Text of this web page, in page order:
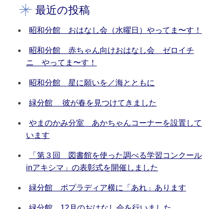
最近の投稿
昭和分館 おはなし会（水曜日）やってま〜す！
昭和分館 赤ちゃん向けおはなし会 ゼロイチ
ニ やってま〜す！
昭和分館 星に願いを／海とともに
緑分館 彼が春を見つけてきました
やまのかみ分室 あかちゃんコーナーを設置して
います
「第３回 図書館を使った調べる学習コンクール
inアキシマ」の表彰式を開催しました
緑分館 ポプラディア横に「あれ」あります